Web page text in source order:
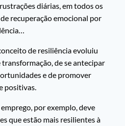
diárias, em todos os
recuperação emocional por
de resiliência evoluiu
transformação, de se antecipar
e de promover
positivas.
por exemplo, deve
que estão mais resilientes à